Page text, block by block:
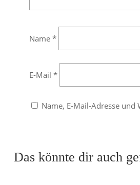
Name *
E-Mail *
Name, E-Mail-Adresse
Das könnte dir auch